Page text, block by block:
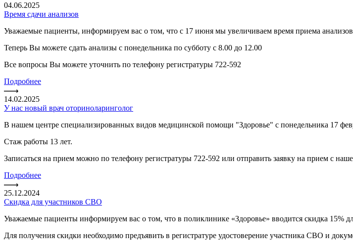
04.06.2025
Время сдачи анализов
Уважаемые пациенты, информируем вас о том, что с 17 июня мы увеличиваем время приема
Теперь Вы можете сдать анализы с понедельника по субботу с 8.00 до 12.00
Все вопросы Вы можете уточнить по телефону регистратуры 722-592
Подробнее
14.02.2025
У нас новый врач оториноларинголог
В нашем центре специализированных видов медицинской помощи "Здоровье" с понедельника 17
Стаж работы 13 лет.
Записаться на прием можно по телефону регистратуры 722-592 или отправить заявку на прием с
Подробнее
25.12.2024
Скидка для участников СВО
Уважаемые пациенты информируем вас о том, что в поликлинике «Здоровье» вводится скидка 15%
Для получения скидки необходимо предъявить в регистратуре удостоверение участника СВО и